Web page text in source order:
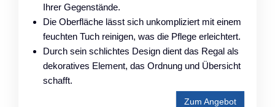
Ihrer Gegenstände.
Die Oberfläche lässt sich unkompliziert mit einem
feuchten Tuch reinigen, was die Pflege erleichtert.
Durch sein schlichtes Design dient das Regal als
dekoratives Element, das Ordnung und Übersicht
schafft.
Zum Angebot